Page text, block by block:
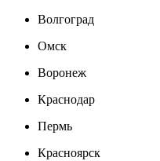
Волгоград
Омск
Воронеж
Краснодар
Пермь
Красноярск